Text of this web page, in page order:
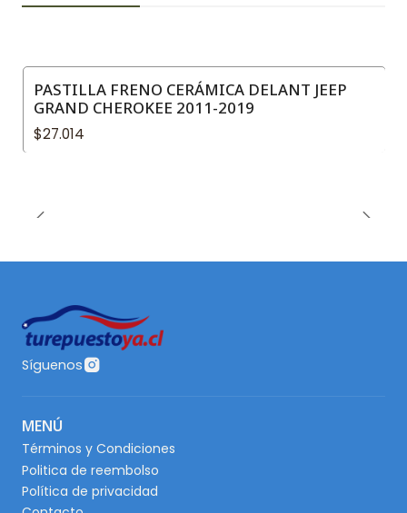
PASTILLA FRENO CERÁMICA DELANT JEEP
GRAND CHEROKEE 2011-2019
$27.014
Síguenos
MENÚ
Términos y Condiciones
Politica de reembolso
Política de privacidad